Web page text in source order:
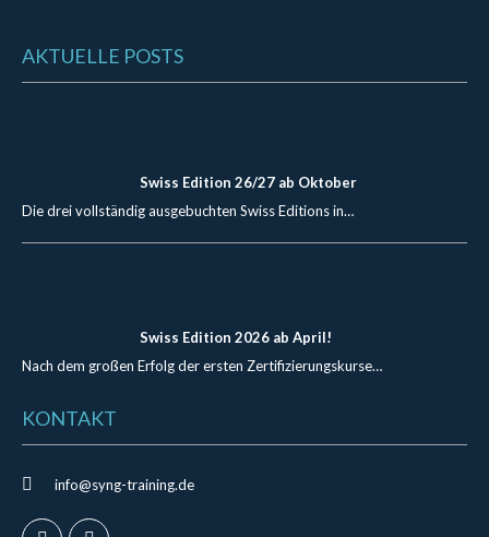
AKTUELLE POSTS
Swiss Edition 26/27 ab Oktober
Die drei vollständig ausgebuchten Swiss Editions in…
Swiss Edition 2026 ab April!
Nach dem großen Erfolg der ersten Zertifizierungskurse…
KONTAKT
info@syng-training.de